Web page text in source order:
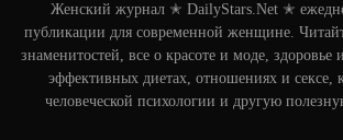
Женский журнал ✭ DailyStars.Net ✭
публикации для современной женщине.
знаменитостей, все о красоте и моде, здоровье
эффективных диетах, отношениях и сексе,
человеческой психологии и другую